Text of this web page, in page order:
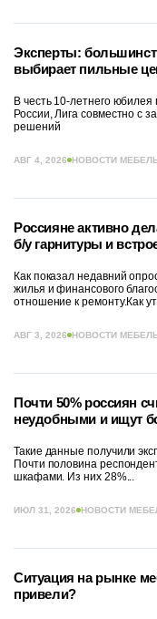
Эксперты:
выбирает пильные
В честь 10-летнего юбилея
России, Лига совместно с
решений
АВГ 4, 2026 НОВОСТИ
Россияне активно
б/у гарнитуры и
Как показал недавний
жилья и финансового
отношение к ремонту.Как
АВГ 3, 2026 НОВОСТИ
Почти 50% россиян
неудобными и ищут
Такие данные получили
Почти половина
шкафами. Из них 28%...
ИЮЛ 31, 2026 НОВОСТИ
Ситуация на рынке
привели?